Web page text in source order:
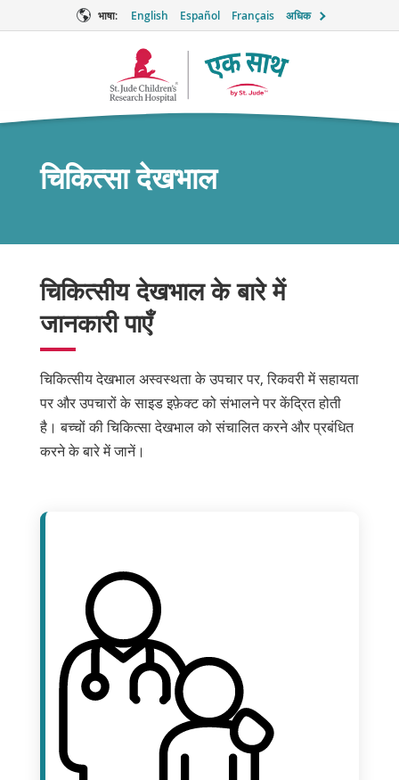
भाषा: English Español Français अधिक
चिकित्सा देखभाल
चिकित्सीय देखभाल के बारे में
जानकारी पाएँ
चिकित्सीय देखभाल अस्वस्थता के उपचार पर, रिकवरी में सहायता
पर और उपचारों के साइड इफ़ेक्ट को संभालने पर केंद्रित होती
है। बच्चों की चिकित्सा देखभाल को संचालित करने और प्रबंधित
करने के बारे में जानें।